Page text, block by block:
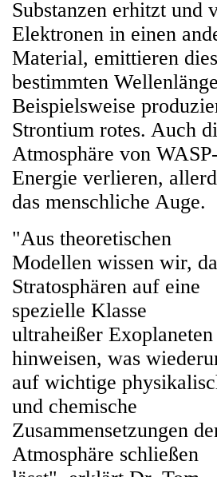
Substanzen erhitzt und
Elektronen in einen
Material, emittieren
bestimmten
Beispielsweise
Strontium rotes. Auch
Atmosphäre von
Energie verlieren,
das menschliche Auge.
"Aus theoretischen
Modellen wissen wir,
Stratosphären auf eine
spezielle Klasse
ultraheißer Exoplaneten
hinweisen, was
auf wichtige
und chemische
Zusammensetzungen
Atmosphäre schließen